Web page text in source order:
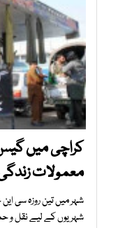
کراچی میں
معمولات
شہر میں تین روزہ سی
شہریوں کے لیے نقل و